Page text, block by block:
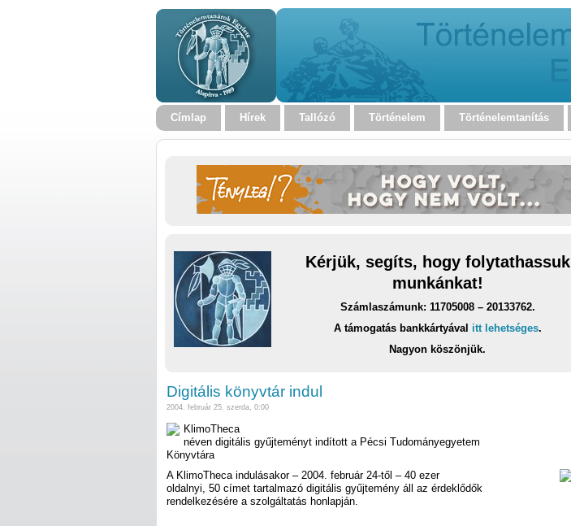
Címlap Hírek Tallózó Történelem Történelemtanítás
Kérjük, segíts, hogy folytathassuk
munkánkat!
Számlaszámunk: 11705008 – 20133762.
A támogatás bankkártyával itt lehetséges.
Nagyon köszönjük.
Digitális könyvtár indul
2004. február 25. szerda, 0:00
KlimoTheca
néven digitális gyűjteményt indított a Pécsi Tudományegyetem
Könyvtára
A KlimoTheca indulásakor – 2004. február 24-től – 40 ezer
oldalnyi, 50 címet tartalmazó digitális gyűjtemény áll az érdeklődők
rendelkezésére a szolgáltatás honlapján.